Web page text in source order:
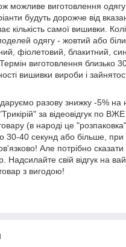
можливе виготовлення
будуть дорожче від
кількість самої вишивки.
одягу - жовтий або
фіолетовий, блакитний,
виготовлення близько
вишивки вироби і
разову знижку -5% на
за відеовідгук по ВЖЕ
(в народі це
30-40 секунд або більше,
Але потрібно
Надсилайте свій відгук на
з вигодою!